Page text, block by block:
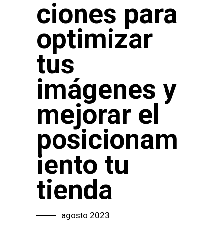
ciones para
optimizar
tus
imágenes y
mejorar el
posicionam
iento tu
tienda
agosto 2023